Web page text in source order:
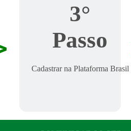
3°
Passo
Cadastrar na Plataforma Brasil